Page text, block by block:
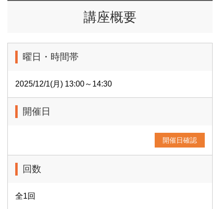
講座概要
曜日・時間帯
2025/12/1(月) 13:00～14:30
開催日
開催日確認
回数
全1回